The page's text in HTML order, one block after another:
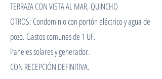
TERRAZA CON VISTA AL MAR, QUINCHO
OTROS: Condominio con portón eléctrico y agua de
pozo. Gastos comunes de 1 UF.
Paneles solares y generador.
CON RECEPCIÓN DEFINITIVA.